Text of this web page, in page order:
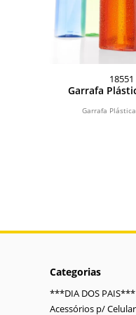
18551
Garrafa
Garrafa
Categorias
***DIA DOS PAIS***
Acessórios p/ Celular